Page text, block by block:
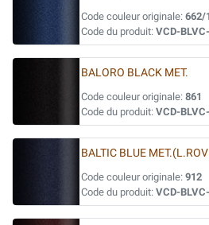
Code couleur originale: 662/
Code du produit: VCD-
BALORO BLACK MET.
Code couleur originale: 861
Code du produit: VCD-
BALTIC BLUE
Code couleur originale: 912
Code du produit: VCD-